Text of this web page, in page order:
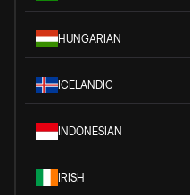
HUNGARIAN
ICELANDIC
INDONESIAN
IRISH